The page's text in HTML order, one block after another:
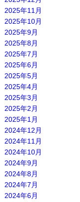
2025年11月
2025年10月
2025年9月
2025年8月
2025年7月
2025年6月
2025年5月
2025年4月
2025年3月
2025年2月
2025年1月
2024年12月
2024年11月
2024年10月
2024年9月
2024年8月
2024年7月
2024年6月